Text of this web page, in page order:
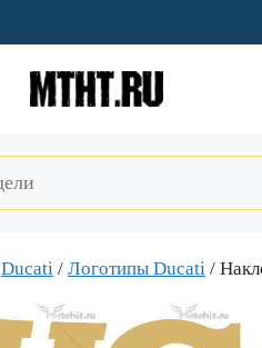
Ducati / Логотипы Ducati /